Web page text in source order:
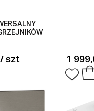
/ szt 1